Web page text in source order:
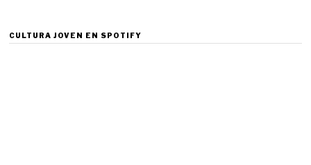
CULTURA JOVEN EN SPOTIFY